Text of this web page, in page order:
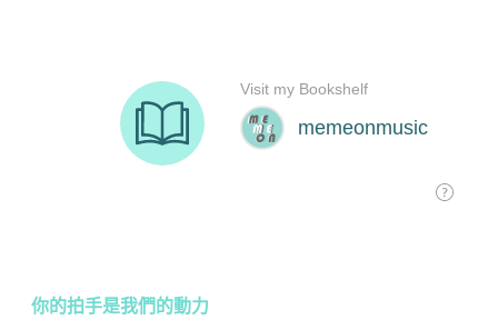
你的拍手是我們的動力